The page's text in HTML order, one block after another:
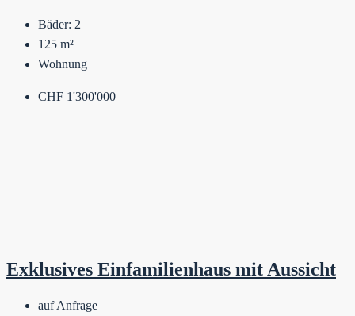
Bäder: 2
125 m²
Wohnung
CHF 1'300'000
Exklusives Einfamilienhaus mit Aussicht
auf Anfrage